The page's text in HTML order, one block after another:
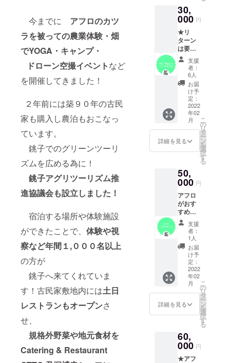
今までに アフロのカツ
ラを被っての農業体験・畑
でYOGA・キャンプ・
ドローン空撮イベントなど
を開催してきました！
２年前には築９０年の古民
家も購入し農泊もおこなっ
ています。
銚子でのグリーンツーリ
ズムを広める為に！
銚子アグリツーリズム推
進協議会も設立しました！
宿泊する場所や体験施設
ができたことで、 体験や視
察など年間１,０００名以上
の方が
銚子へ来てくれていま
す！古民家敷地内には土日
レストランもオープンさ
せ、
規格外野菜や地元食材を
Catering & Restaurant
す。
がお料
理もご
用意し
新たな
スター
トをき
りたい
と思い
ます。
同意を
お願い
してい
ます。※
詳細は
後日打
合せに
て ：
セット
内容 / 宿
泊券・
アフロ
写真集2
冊・お
礼のお
手紙・
アフロ
30,
000 円
★リ
ターン
は要ら
ない
よ！プ
ラン★
Henner
y Farm
の活動
を支援
してく
れる！
太っ腹
プラ
ン！ ：
内容/ 個
別にお
礼のお
手紙・
アフロ
写真集
10冊・
アフロ
ステッ
カー
支援
者：
6人
お届
け予
定：
2022
年02
月
詳細を見る
こ
の
リ
タ
ー
ン
を
選
択
す
る
50,
000 円
アフロ
がおす
すめす
る観光
スポッ
ト・飲
食店・
人など
観光
マップ
には
載って
いない
銚子
をご案
内しま
家や漁
業者を
ご紹
介！地
支援
者：
1人
お届
け予
定：
2022
年02
月
詳細を見る
こ
の
リ
タ
ー
ン
を
選
択
す
る
60,
000 円
★アフ